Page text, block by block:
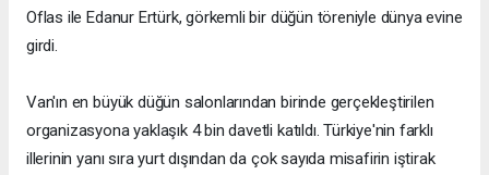
Oflas ile Edanur Ertürk, görkemli bir düğün töreniyle dünya evine
girdi.
Van'ın en büyük düğün salonlarından birinde gerçekleştirilen
organizasyona yaklaşık 4 bin davetli katıldı. Türkiye'nin farklı
illerinin yanı sıra yurt dışından da çok sayıda misafirin iştirak